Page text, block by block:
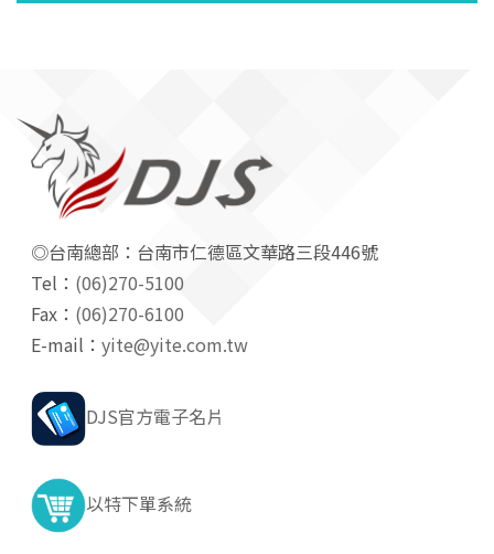
◎台南總部：台南市仁德區文華路三段446號
Tel： (06)270-5100
Fax： (06)270-6100
E-mail： yite@yite.com.tw
DJS官方電子名片
以特下單系統